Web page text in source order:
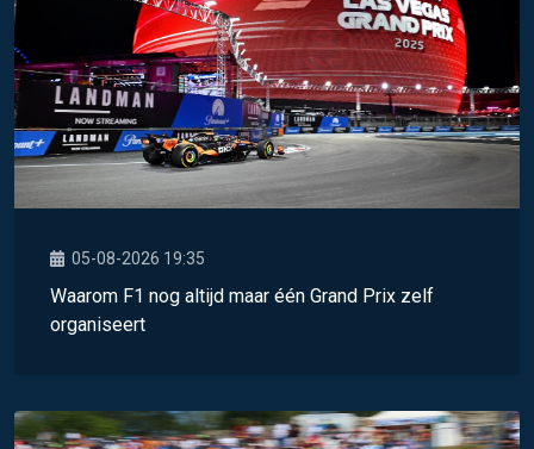
05-08-2026 19:35
Waarom F1 nog altijd maar één Grand Prix zelf
organiseert